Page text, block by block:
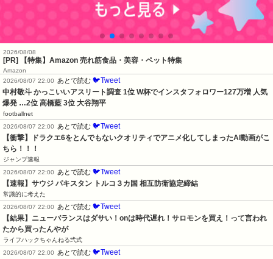
2026/08/08
[PR] 【特集】Amazon 売れ筋食品・美容・ペット特集
Amazon
2026/08/07 22:00
あとで読む 🐦Tweet
中村敬斗 かっこいいアスリート調査 1位 W杯でインスタフォロワー127万増 人気
爆発 …2位 高橋藍 3位 大谷翔平
footballnet
2026/08/07 22:00
あとで読む 🐦Tweet
【衝撃】ドラクエ6をとんでもないクオリティでアニメ化してしまったAI動画がこ
ちら！！！
ジャンプ速報
2026/08/07 22:00
あとで読む 🐦Tweet
【速報】サウジ パキスタン トルコ３カ国 相互防衛協定締結
常識的に考えた
2026/08/07 22:00
あとで読む 🐦Tweet
【結果】ニューバランスはダサい！onは時代遅れ！サロモンを買え！って言われ
たから買ったんやが
ライフハックちゃんねる弐式
2026/08/07 22:00
あとで読む 🐦Tweet